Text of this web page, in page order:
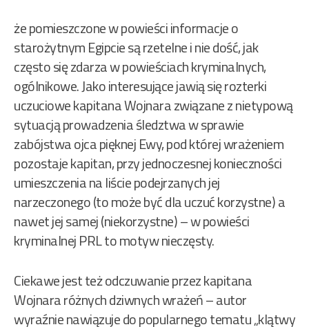
że pomieszczone w powieści informacje o
starożytnym Egipcie są rzetelne i nie dość, jak
często się zdarza w powieściach kryminalnych,
ogólnikowe. Jako interesujące jawią się rozterki
uczuciowe kapitana Wojnara związane z nietypową
sytuacją prowadzenia śledztwa w sprawie
zabójstwa ojca pięknej Ewy, pod której wrażeniem
pozostaje kapitan, przy jednoczesnej konieczności
umieszczenia na liście podejrzanych jej
narzeczonego (to może być dla uczuć korzystne) a
nawet jej samej (niekorzystne) – w powieści
kryminalnej PRL to motyw nieczęsty.
Ciekawe jest też odczuwanie przez kapitana
Wojnara różnych dziwnych wrażeń – autor
wyraźnie nawiązuje do popularnego tematu „klątwy